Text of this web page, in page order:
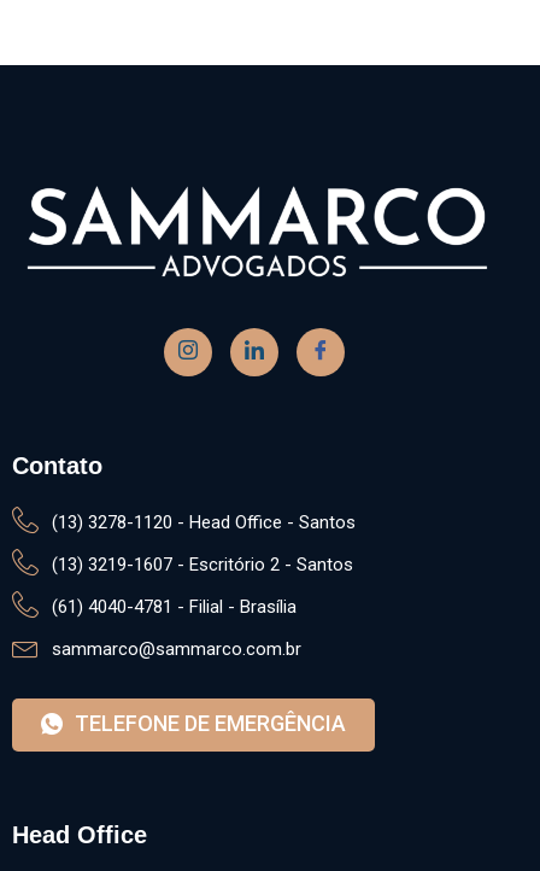
Contato
(13) 3278-1120 - Head Office - Santos
(13) 3219-1607 - Escritório 2 - Santos
(61) 4040-4781 - Filial - Brasília
sammarco@sammarco.com.br
TELEFONE DE EMERGÊNCIA
Head Office